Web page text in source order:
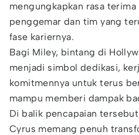
mengungkapkan rasa terima
penggemar dan tim yang
fase kariernya.
Bagi Miley, bintang di
menjadi simbol dedikasi,
komitmennya untuk terus
mampu memberi dampak
Di balik pencapaian
Cyrus memang penuh